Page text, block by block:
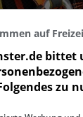
auf
bittet
zu